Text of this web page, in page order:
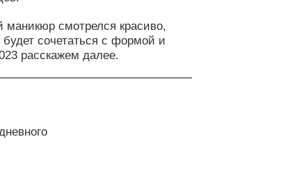
смотрелся красиво,
сочетаться с формой и
расскажем далее.